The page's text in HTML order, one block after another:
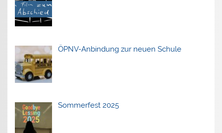
ÖPNV-Anbindung zur neuen Schule
Sommerfest 2025